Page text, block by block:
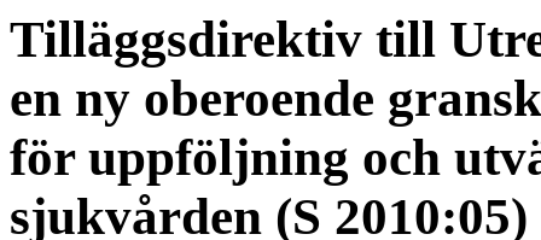
Tilläggsdirektiv till
en ny oberoende
för uppföljning och
sjukvården (S 2010:05)